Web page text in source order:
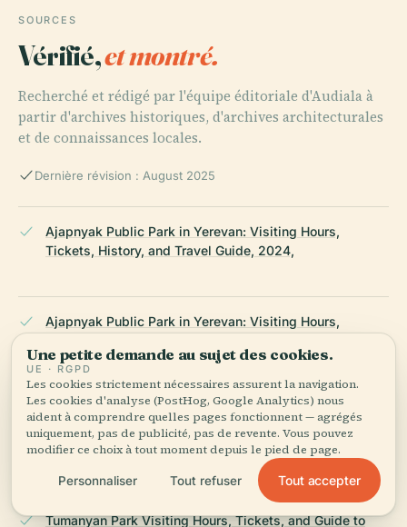
SOURCES
Vérifié,et montré.
Recherché et rédigé par l'équipe éditoriale d'Audiala à
partir d'archives historiques, d'archives architecturales
et de connaissances locales.
Dernière révision : August 2025
Ajapnyak Public Park in Yerevan: Visiting Hours,
Tickets, History, and Travel Guide, 2024,
Ajapnyak Public Park in Yerevan: Visiting Hours,
Ajapnyak Public Park Yerevan: Visiting Hours,
Attractions, and Tips for Visitors, 2024, Yerevan
Municipality
Tumanyan Park Visiting Hours, Tickets, and Guide to
Une petite demande au sujet des cookies.
UE · RGPD
Les cookies strictement nécessaires assurent la navigation.
Les cookies d'analyse (PostHog, Google Analytics) nous
aident à comprendre quelles pages fonctionnent — agrégés
uniquement, pas de publicité, pas de revente. Vous pouvez
modifier ce choix à tout moment depuis le pied de page.
Personnaliser Tout refuser Tout accepter